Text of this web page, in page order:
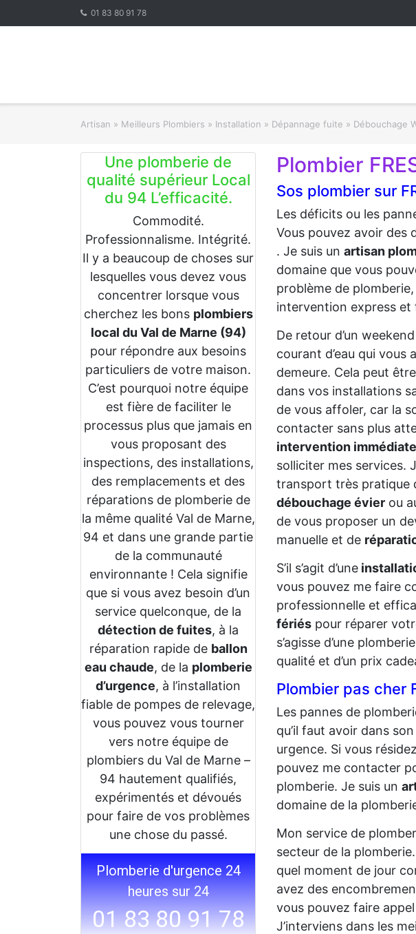
01 83 80 91 78
Artisan » Meilleurs Plombiers » Installation » Dépannage fuite » Débouchage
Une plomberie de
qualité supérieur Local
du 94 L’efficacité.
Commodité.
Professionnalisme. Intégrité.
Il y a beaucoup de choses sur
lesquelles vous devez vous
concentrer lorsque vous
cherchez les bons plombiers
local du Val de Marne (94)
pour répondre aux besoins
particuliers de votre maison.
C’est pourquoi notre équipe
est fière de faciliter le
processus plus que jamais en
vous proposant des
inspections, des installations,
des remplacements et des
réparations de plomberie de
la même qualité Val de Marne,
94 et dans une grande partie
de la communauté
environnante ! Cela signifie
que si vous avez besoin d’un
service quelconque, de la
détection de fuites, à la
réparation rapide de ballon
eau chaude, de la plomberie
d’urgence, à l’installation
fiable de pompes de relevage,
vous pouvez vous tourner
vers notre équipe de
plombiers du Val de Marne –
94 hautement qualifiés,
expérimentés et dévoués
pour faire de vos problèmes
une chose du passé.
Plomberie d'urgence 24
heures sur 24
01 83 80 91 78
Plombier
Sos plombier sur
Les déficits ou les
Vous pouvez avoir des
. Je suis un artisan
domaine que vous
problème de
intervention express et
De retour d’un
courant d’eau qui vous
demeure. Cela peut
dans vos installations
de vous affoler, car la
contacter sans plus
intervention immédiate
solliciter mes services.
transport très pratique
débouchage évier ou
de vous proposer un
manuelle et de
S’il s’agit d’une
vous pouvez me faire
professionnelle et
fériés pour réparer
s’agisse d’une plomberie
qualité et d’un prix
Plombier pas cher
Les pannes de
qu’il faut avoir dans
urgence. Si vous
pouvez me contacter
plomberie. Je suis un
domaine de la
Mon service de
secteur de la
quel moment de jour
avez des
vous pouvez faire
J’interviens dans les